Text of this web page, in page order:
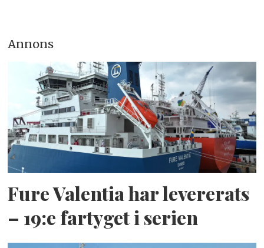
Annons
Fure Valentia har levererats
– 19:e fartyget i serien